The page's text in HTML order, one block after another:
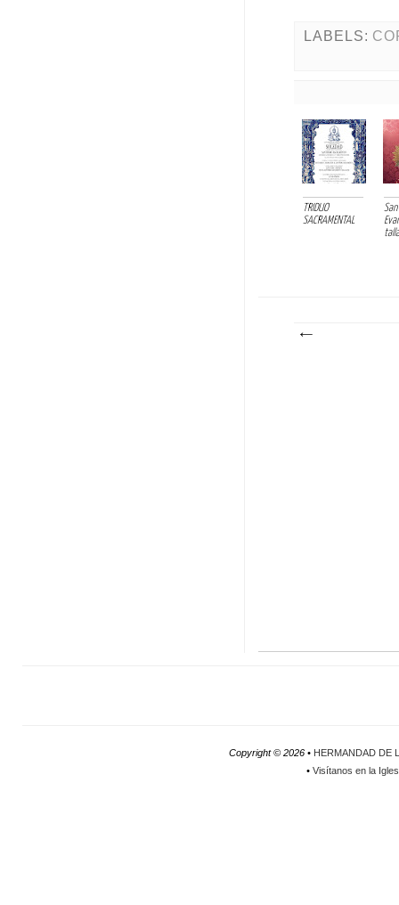
LABELS:
TRIDUO
SACRAMENTAL
Copyright ©2026 • HERMANDAD DE
•Visítanos en la